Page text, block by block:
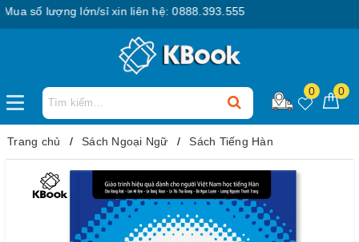
số lượng lớn/sỉ xin liên hệ: 0888.393.555
0 0
Trang chủ Sách Ngoại Ngữ Sách Tiếng Hàn